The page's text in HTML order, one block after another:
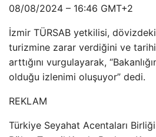
08/08/2024 – 16:46 GMT+2
İzmir TÜRSAB yetkilisi, dövizdeki
turizmine zarar verdiğini ve
arttığını vurgulayarak,
olduğu izlenimi oluşuyor” dedi.
REKLAM
Türkiye Seyahat Acentaları